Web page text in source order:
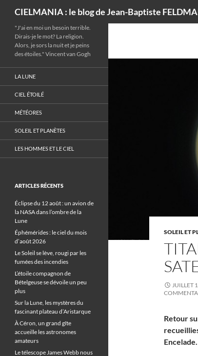
CIELMANIA : le blog de Jean-Baptiste
SOLEIL ET
JUILLET
Retour
Encelade.
"J'ai en moi un besoin terrible.
Dirais-je le mot? La religion.
Alors, je sors la nuit et je peins
des étoiles." Vincent van Gogh
LA LUNE
CIEL ÉTOILÉ
MÉTÉORES
SOLEIL ET PLANÈTES
LES HOMMES ET LE CIEL
ARTICLES RÉCENTS
Éclipse du 12 août : un avion de
la NASA dans l’ombre de la
Lune
Éphémérides : le ciel du mois
d’août 2026
Le Soleil se lève, rougi par les
fumées des incendies
L’étoile compagnon de
Bételgeuse se dévoile un peu
plus
Sur la Lune, les mystères du
fascinant plateau d’Aristarque
À Céron, un grand gîte
accueille les astronomes
amateurs
Le télescope James Webb nous